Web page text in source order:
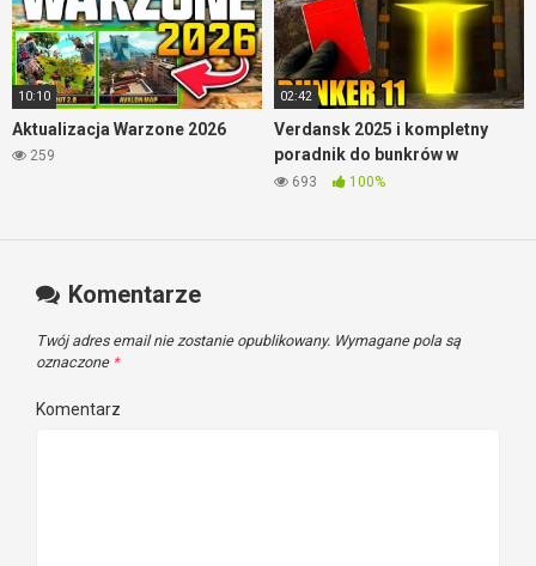
10:10
Aktualizacja Warzone 2026
259
02:42
Verdansk 2025 i kompletny
poradnik do bunkrów w
Warzone
693 100%
Komentarze
Twój adres email nie zostanie opublikowany. Wymagane pola są
oznaczone *
Komentarz